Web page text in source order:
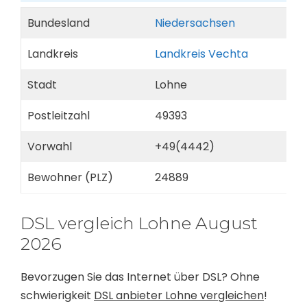
Bundesland
Niedersachsen
Landkreis
Landkreis Vechta
Stadt
Lohne
Postleitzahl
49393
Vorwahl
+49(4442)
Bewohner (PLZ)
24889
DSL vergleich Lohne August
2026
Bevorzugen Sie das Internet über DSL? Ohne
schwierigkeit DSL anbieter Lohne vergleichen!